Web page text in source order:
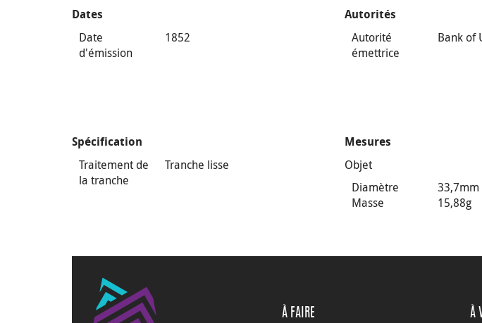
Dates
Date
d'émission
1852
Autorités
Autorité
émettrice
Bank of
Spécification
Traitement de
la tranche
Tranche lisse
Mesures
Objet
Diamètre
33,7mm
Masse
15,88g
À FAIRE À